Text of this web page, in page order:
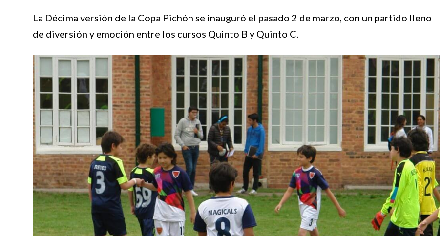
La Décima versión de la Copa Pichón se inauguró el pasado 2 de marzo, con un partido lleno
de diversión y emoción entre los cursos Quinto B y Quinto C.